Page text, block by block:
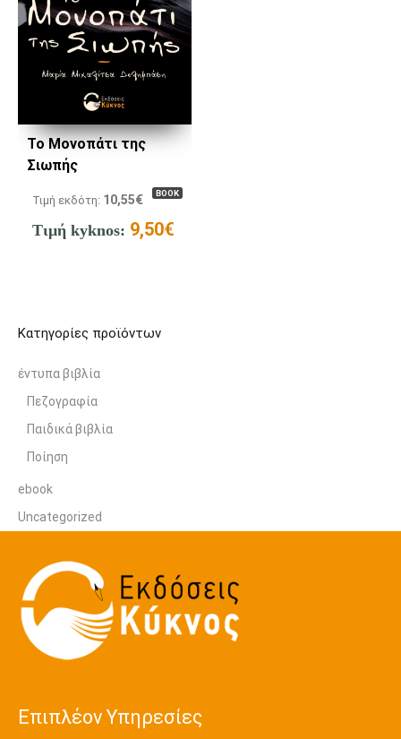
Το Μονοπάτι της
Σιωπής
BOOK
Τιμή εκδότη: 10,55€
Τιμή kyknos: 9,50€
Κατηγορίες προϊόντων
έντυπα βιβλία
Πεζογραφία
Παιδικά βιβλία
Ποίηση
ebook
Uncategorized
Επιπλέον Υπηρεσίες